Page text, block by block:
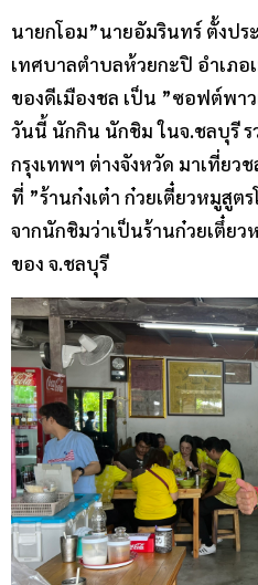
นายกโอม”นายอัมรินทร์ ตั้งป
เทศบาลตำบลห้วยกะปิ อำเภอ
ของดีเมืองชล เป็น ”ซอฟต์พา
วันนี้ นักกิน นักชิม ในจ.ชลบุรี ร
กรุงเทพฯ ต่างจังหวัด มาเที่ยว
ที่ ”ร้านก๋งเต๋า ก๋วยเตี๋ยวหมูสูต
จากนักชิมว่าเป็นร้านก๋วยเตึ๋ย
ของ จ.ชลบุรี